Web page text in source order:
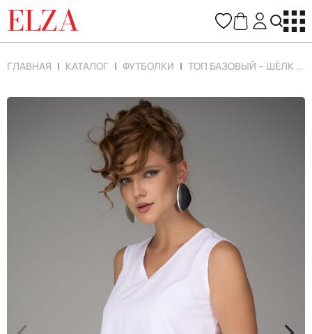
ELZA
ГЛАВНАЯ КАТАЛОГ ФУТБОЛКИ ТОП БАЗОВЫЙ – ШЁЛК (БЕЛЫЙ)